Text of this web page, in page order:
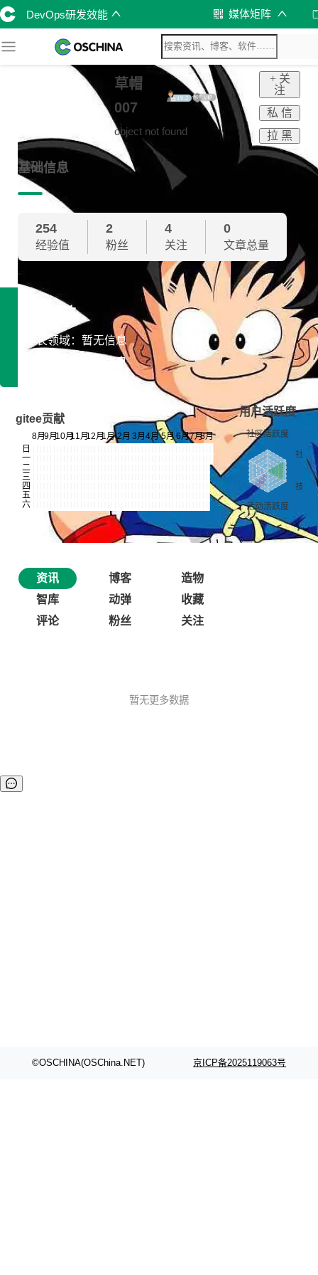
DevOps研发效能 媒体矩阵
草帽
007
object not found
+ 关
注
私 信
拉 黑
基础信息
254
经验值
2
粉丝
4
关注
0
文章总量
技术雷达
专长领域：暂无信息
开发平台：暂无信息
gitee贡献
用户活跃度
资讯 博客
造物
智库
动弹
收藏
评论
粉丝 关注
暂无更多数据
©OSCHINA(OSChina.NET) 京ICP备2025119063号